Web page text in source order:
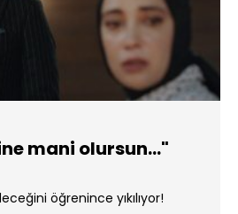
mani olursun..."
öğrenince yıkılıyor!